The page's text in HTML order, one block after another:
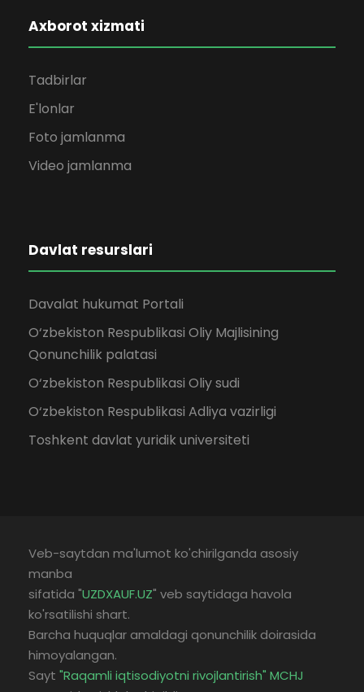
Axborot xizmati
Tadbirlar
E'lonlar
Foto jamlanma
Video jamlanma
Davlat resurslari
Davalat hukumat Portali
O‘zbekiston Respublikasi Oliy Majlisining
Qonunchilik palatasi
O‘zbekiston Respublikasi Oliy sudi
O‘zbekiston Respublikasi Adliya vazirligi
Toshkent davlat yuridik universiteti
Veb-saytdan ma'lumot ko'chirilganda asosiy
manba
sifatida "UZDXAUF.UZ" veb saytidaga havola
ko'rsatilishi shart.
Barcha huquqlar amaldagi qonunchilik doirasida
himoyalangan.
Sayt "Raqamli iqtisodiyotni rivojlantirish" MCHJ